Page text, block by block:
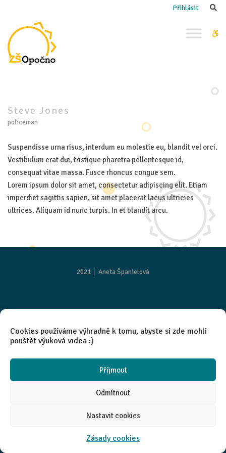
Cookies používáme výhradně k tomu, abyste si zde mohli
pouštět výuková videa :)
Přijmout
Odmítnout
Nastavit cookies
Zásady cookies
Jones
Přihlásit
Steve Jones
policeman
Suspendisse urna risus, interdum eu molestie eu, blandit vel orci.
Vestibulum erat dui, tristique pharetra pellentesque id,
consequat vitae massa. Fusce rhoncus congue sem.
Lorem ipsum dolor sit amet, consectetur adipiscing elit. Etiam
imperdiet sagittis sapien, sit amet placerat lacus ultricies
ultrices. Aliquam id nunc turpis. In et blandit arcu.
2021 │ Aneta Španielová